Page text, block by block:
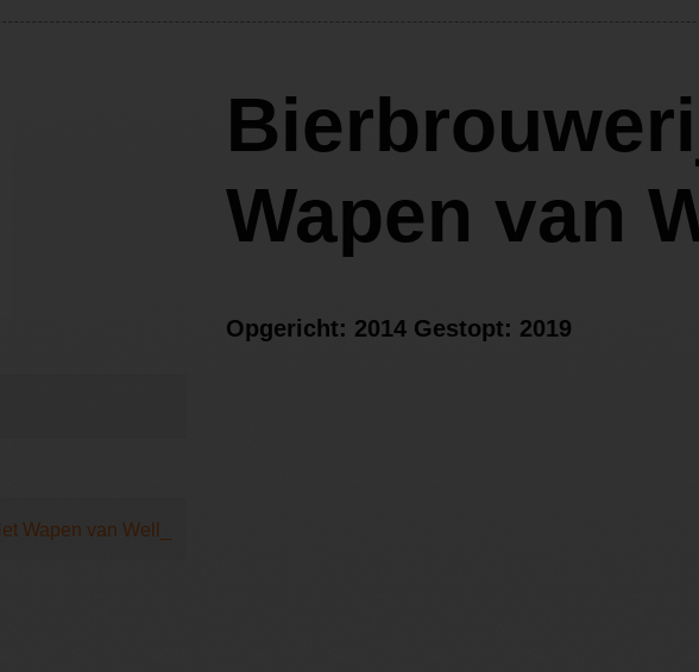
Wapen van Well_
Wapen van
Opgericht: 2014 Gestopt: 2019